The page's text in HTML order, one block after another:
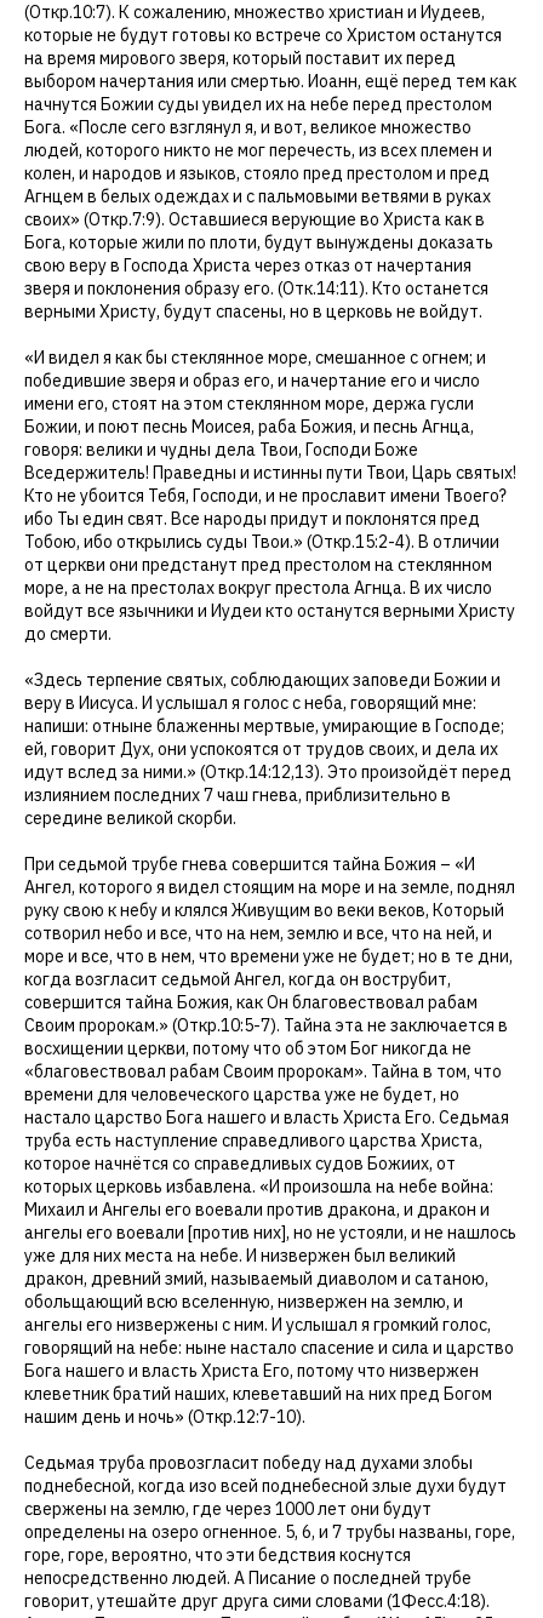
(Откр.10:7). К сожалению, множество христиан и Иудеев,
которые не будут готовы ко встрече со Христом останутся
на время мирового зверя, который поставит их перед
выбором начертания или смертью. Иоанн, ещё перед тем как
начнутся Божии суды увидел их на небе перед престолом
Бога. «После сего взглянул я, и вот, великое множество
людей, которого никто не мог перечесть, из всех племен и
колен, и народов и языков, стояло пред престолом и пред
Агнцем в белых одеждах и с пальмовыми ветвями в руках
своих» (Откр.7:9). Оставшиеся верующие во Христа как в
Бога, которые жили по плоти, будут вынуждены доказать
свою веру в Господа Христа через отказ от начертания
зверя и поклонения образу его. (Отк.14:11). Кто останется
верными Христу, будут спасены, но в церковь не войдут.
«И видел я как бы стеклянное море, смешанное с огнем; и
победившие зверя и образ его, и начертание его и число
имени его, стоят на этом стеклянном море, держа гусли
Божии, и поют песнь Моисея, раба Божия, и песнь Агнца,
говоря: велики и чудны дела Твои, Господи Боже
Вседержитель! Праведны и истинны пути Твои, Царь святых!
Кто не убоится Тебя, Господи, и не прославит имени Твоего?
ибо Ты един свят. Все народы придут и поклонятся пред
Тобою, ибо открылись суды Твои.» (Откр.15:2-4). В отличии
от церкви они предстанут пред престолом на стеклянном
море, а не на престолах вокруг престола Агнца. В их число
войдут все язычники и Иудеи кто останутся верными Христу
до смерти.
«Здесь терпение святых, соблюдающих заповеди Божии и
веру в Иисуса. И услышал я голос с неба, говорящий мне:
напиши: отныне блаженны мертвые, умирающие в Господе;
ей, говорит Дух, они успокоятся от трудов своих, и дела их
идут вслед за ними.» (Откр.14:12,13). Это произойдёт перед
излиянием последних 7 чаш гнева, приблизительно в
середине великой скорби.
При седьмой трубе гнева совершится тайна Божия – «И
Ангел, которого я видел стоящим на море и на земле, поднял
руку свою к небу и клялся Живущим во веки веков, Который
сотворил небо и все, что на нем, землю и все, что на ней, и
море и все, что в нем, что времени уже не будет; но в те дни,
когда возгласит седьмой Ангел, когда он вострубит,
совершится тайна Божия, как Он благовествовал рабам
Своим пророкам.» (Откр.10:5-7). Тайна эта не заключается в
восхищении церкви, потому что об этом Бог никогда не
«благовествовал рабам Своим пророкам». Тайна в том, что
времени для человеческого царства уже не будет, но
настало царство Бога нашего и власть Христа Его. Седьмая
труба есть наступление справедливого царства Христа,
которое начнётся со справедливых судов Божиих, от
которых церковь избавлена. «И произошла на небе война:
Михаил и Ангелы его воевали против дракона, и дракон и
ангелы его воевали [против них], но не устояли, и не нашлось
уже для них места на небе. И низвержен был великий
дракон, древний змий, называемый диаволом и сатаною,
обольщающий всю вселенную, низвержен на землю, и
ангелы его низвержены с ним. И услышал я громкий голос,
говорящий на небе: ныне настало спасение и сила и царство
Бога нашего и власть Христа Его, потому что низвержен
клеветник братий наших, клеветавший на них пред Богом
нашим день и ночь» (Откр.12:7-10).
Седьмая труба провозгласит победу над духами злобы
поднебесной, когда изо всей поднебесной злые духи будут
свержены на землю, где через 1000 лет они будут
определены на озеро огненное. 5, 6, и 7 трубы названы, горе,
горе, горе, вероятно, что эти бедствия коснутся
непосредственно людей. А Писание о последней трубе
говорит, утешайте друг друга сими словами (1Фесс.4:18).